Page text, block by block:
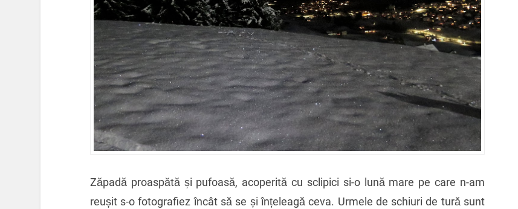
Zăpadă proaspătă și pufoasă, acoperită cu sclipici si-o lună mare pe care n-am
reușit s-o fotografiez încât să se și înțeleagă ceva. Urmele de schiuri de tură sunt